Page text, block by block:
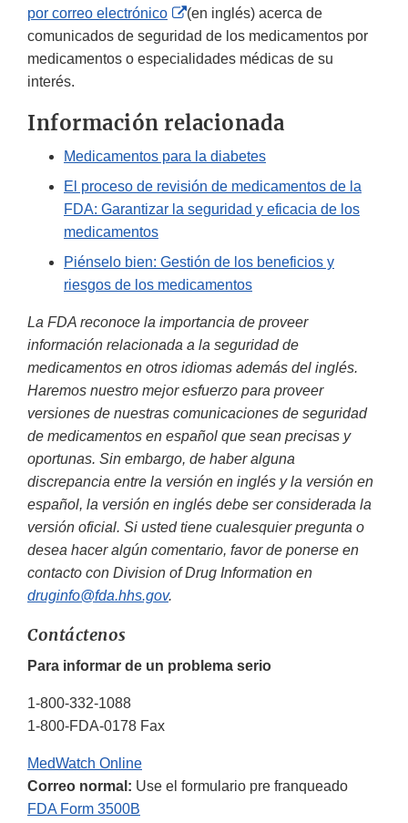
por correo electrónico
External
Link
Disclaimer
(en inglés) acerca de
comunicados de seguridad de los medicamentos por
medicamentos o especialidades médicas de su
interés.
Información relacionada
Medicamentos para la diabetes
El proceso de revisión de medicamentos de la
FDA: Garantizar la seguridad y eficacia de los
medicamentos
Piénselo bien: Gestión de los beneficios y
riesgos de los medicamentos
La FDA reconoce la importancia de proveer
información relacionada a la seguridad de
medicamentos en otros idiomas además del inglés.
Haremos nuestro mejor esfuerzo para proveer
versiones de nuestras comunicaciones de seguridad
de medicamentos en español que sean precisas y
oportunas. Sin embargo, de haber alguna
discrepancia entre la versión en inglés y la versión en
español, la versión en inglés debe ser considerada la
versión oficial. Si usted tiene cualesquier pregunta o
desea hacer algún comentario, favor de ponerse en
contacto con Division of Drug Information en
druginfo@fda.hhs.gov.
Contáctenos
Para informar de un problema serio
1-800-332-1088
1-800-FDA-0178 Fax
MedWatch Online
Correo normal: Use el formulario pre franqueado
FDA Form 3500B